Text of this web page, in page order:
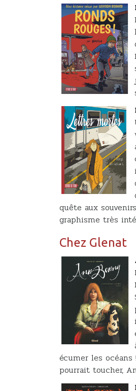
quête aux
graphisme très
Chez Glenat
écumer les
pourrait toucher,